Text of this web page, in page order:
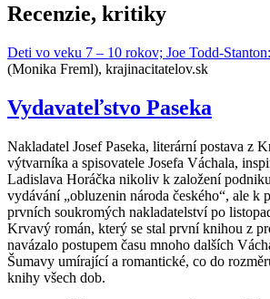
Recenzie, kritiky
Deti vo veku 7 – 10 rokov; Joe Todd-
(Monika Freml), krajinacitatelov.sk
Vydavateľstvo Paseka
Nakladatel Josef Paseka, literární postava z
výtvarníka a spisovatele Josefa Váchala,
Ladislava Horáčka nikoliv k založení
vydávání „obluzenin národa českého“, ale k
prvních soukromých nakladatelství po
Krvavý román, který se stal první knihou z
navázalo postupem času mnoho dalších
Šumavy umírající a romantické, co do
knihy všech dob.